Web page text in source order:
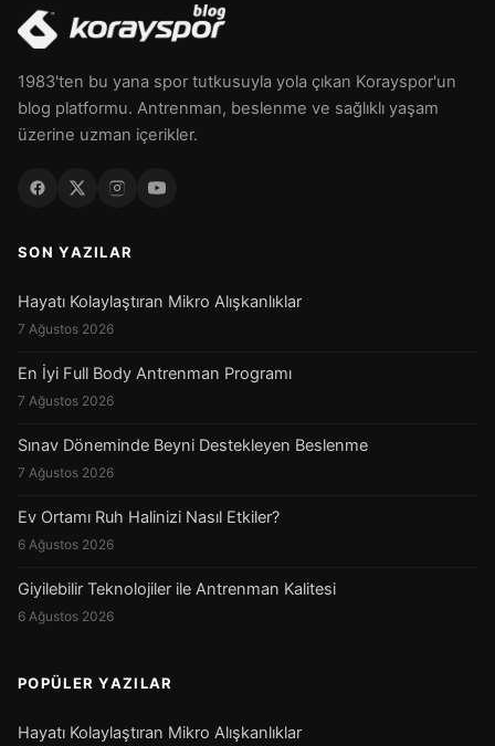
1983'ten bu yana spor tutkusuyla yola çıkan Korayspor'un
blog platformu. Antrenman, beslenme ve sağlıklı yaşam
üzerine uzman içerikler.
SON YAZILAR
Hayatı Kolaylaştıran Mikro Alışkanlıklar
7 Ağustos 2026
En İyi Full Body Antrenman Programı
7 Ağustos 2026
Sınav Döneminde Beyni Destekleyen Beslenme
7 Ağustos 2026
Ev Ortamı Ruh Halinizi Nasıl Etkiler?
6 Ağustos 2026
Giyilebilir Teknolojiler ile Antrenman Kalitesi
6 Ağustos 2026
POPÜLER YAZILAR
Hayatı Kolaylaştıran Mikro Alışkanlıklar